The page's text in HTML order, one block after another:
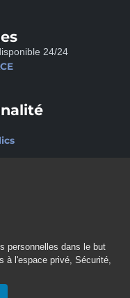
personnelles dans le but
à l'espace privé, Sécurité,
24/24